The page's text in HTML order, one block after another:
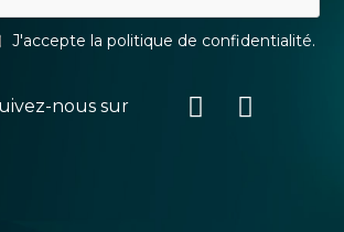
J'accepte la politique de confidentialité.
nous sur